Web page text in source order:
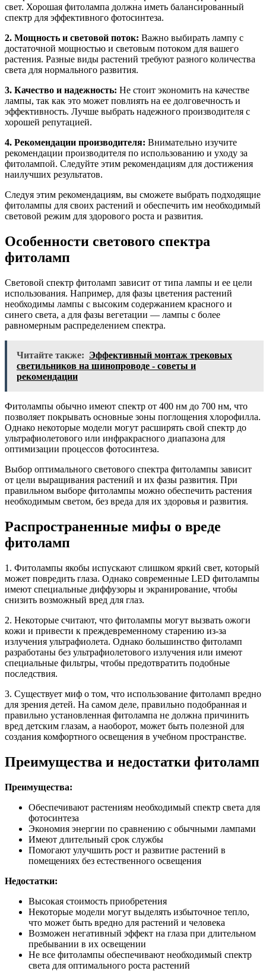
свет. Хорошая фитолампа должна иметь балансированный
спектр для эффективного фотосинтеза.
2. Мощность и световой поток: Важно выбирать лампу с
достаточной мощностью и световым потоком для вашего
растения. Разные виды растений требуют разного количества
света для нормального развития.
3. Качество и надежность: Не стоит экономить на качестве
лампы, так как это может повлиять на ее долговечность и
эффективность. Лучше выбрать надежного производителя с
хорошей репутацией.
4. Рекомендации производителя: Внимательно изучите
рекомендации производителя по использованию и уходу за
фитолампой. Следуйте этим рекомендациям для достижения
наилучших результатов.
Следуя этим рекомендациям, вы сможете выбрать подходящие
фитолампы для своих растений и обеспечить им необходимый
световой режим для здорового роста и развития.
Особенности светового спектра
фитоламп
Световой спектр фитоламп зависит от типа лампы и ее цели
использования. Например, для фазы цветения растений
необходимы лампы с высоким содержанием красного и
синего света, а для фазы вегетации — лампы с более
равномерным распределением спектра.
Читайте также: Эффективный монтаж трековых
светильников на шинопроводе - советы и
рекомендации
Фитолампы обычно имеют спектр от 400 нм до 700 нм, что
позволяет покрывать основные зоны поглощения хлорофилла.
Однако некоторые модели могут расширять свой спектр до
ультрафиолетового или инфракрасного диапазона для
оптимизации процессов фотосинтеза.
Выбор оптимального светового спектра фитолампы зависит
от цели выращивания растений и их фазы развития. При
правильном выборе фитолампы можно обеспечить растения
необходимым светом, без вреда для их здоровья и развития.
Распространенные мифы о вреде
фитоламп
1. Фитолампы якобы испускают слишком яркий свет, который
может повредить глаза. Однако современные LED фитолампы
имеют специальные диффузоры и экранирование, чтобы
снизить возможный вред для глаз.
2. Некоторые считают, что фитолампы могут вызвать ожоги
кожи и привести к преждевременному старению из-за
излучения ультрафиолета. Однако большинство фитоламп
разработаны без ультрафиолетового излучения или имеют
специальные фильтры, чтобы предотвратить подобные
последствия.
3. Существует миф о том, что использование фитоламп вредно
для зрения детей. На самом деле, правильно подобранная и
правильно установленная фитолампа не должна причинить
вред детским глазам, а наоборот, может быть полезной для
создания комфортного освещения в учебном пространстве.
Преимущества и недостатки фитоламп
Преимущества:
Обеспечивают растениям необходимый спектр света для
фотосинтеза
Экономия энергии по сравнению с обычными лампами
Имеют длительный срок службы
Помогают улучшить рост и развитие растений в
помещениях без естественного освещения
Недостатки:
Высокая стоимость приобретения
Некоторые модели могут выделять избыточное тепло,
что может быть вредно для растений и человека
Возможен негативный эффект на глаза при длительном
пребывании в их освещении
Не все фитолампы обеспечивают необходимый спектр
света для оптимального роста растений